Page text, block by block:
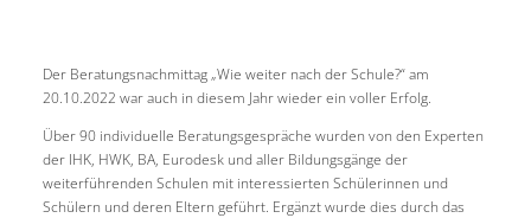
Der Beratungsnachmittag „Wie weiter nach der Schule?“ am
20.10.2022 war auch in diesem Jahr wieder ein voller Erfolg.
Über 90 individuelle Beratungsgespräche wurden von den Experten
der IHK, HWK, BA, Eurodesk und aller Bildungsgänge der
weiterführenden Schulen mit interessierten Schülerinnen und
Schülern und deren Eltern geführt. Ergänzt wurde dies durch das